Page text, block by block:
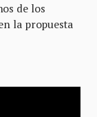
de los
la propuesta